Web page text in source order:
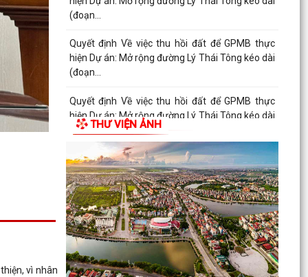
vì nhân
(đoạn...
Quyết định Về việc thu hồi đất để GPMB thực
hiện Dự án: Mở rộng đường Lý Thái Tông kéo dài
(đoạn từ...
Quyết định Về việc thu hồi đất để GPMB thực
hiện Dự án: Mở rộng đường Lý Thái Tông kéo dài
(đoạn từ...
Quyết định Về việc thu hồi đất để GPMB thực
hiện Dự án: Mở rộng đường Lý Thái Tông kéo dài
(đoạn...
Quyết định Về việc thu hồi đất để GPMB thực
hiện Dự án: Mở rộng đường Lý Thái Tông kéo dài
(đoạn...
Quyết định Về việc thu hồi đất để GPMB thực
THƯ VIỆN ẢNH